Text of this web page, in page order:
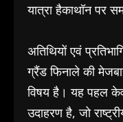
यात्रा हैकाथॉन पर
अतिथियों एवं
ग्रैंड फिनाले की
विषय है। यह पहल
उदाहरण है, जो